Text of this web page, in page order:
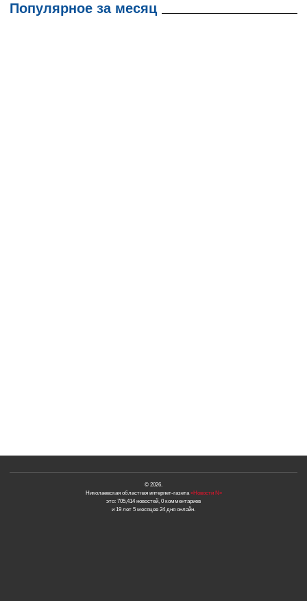
Популярное за месяц
© 2026.
Николаевская областная интернет-газета«Новости N»
это: 705,414 новостей, 0 комментариев
и 19 лет 5 месяцев 24 дня онлайн.